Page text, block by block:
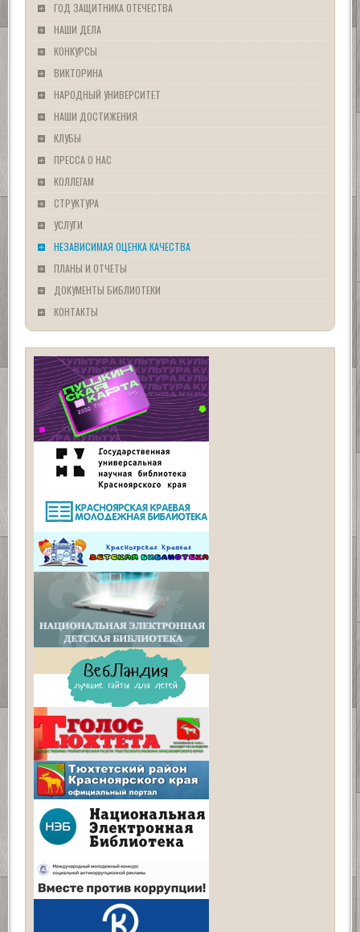
ГОД ЗАЩИТНИКА ОТЕЧЕСТВА
НАШИ ДЕЛА
КОНКУРСЫ
ВИКТОРИНА
НАРОДНЫЙ УНИВЕРСИТЕТ
НАШИ ДОСТИЖЕНИЯ
КЛУБЫ
ПРЕССА О НАС
КОЛЛЕГАМ
СТРУКТУРА
УСЛУГИ
НЕЗАВИСИМАЯ ОЦЕНКА КАЧЕСТВА
ПЛАНЫ И ОТЧЕТЫ
ДОКУМЕНТЫ БИБЛИОТЕКИ
КОНТАКТЫ